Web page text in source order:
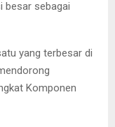
besar sebagai
yang terbesar di
Komponen